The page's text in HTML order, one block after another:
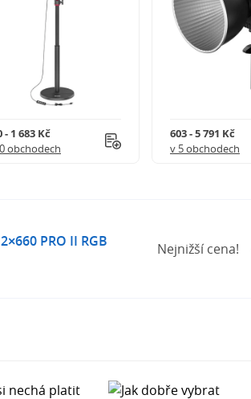
- 1 683 Kč
obchodech
603 - 5 791 Kč
v 5 obchodech
PRO II RGB
Nejnižší cena!